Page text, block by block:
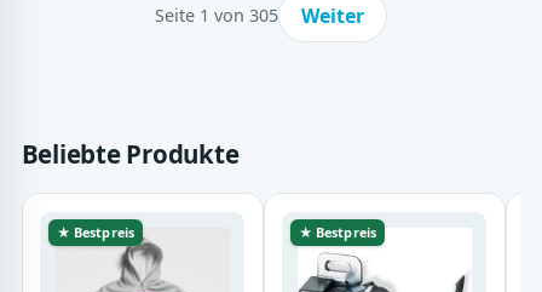
Seite 1 von 305 Weiter
Beliebte Produkte
★ Bestpreis ★ Bestpreis